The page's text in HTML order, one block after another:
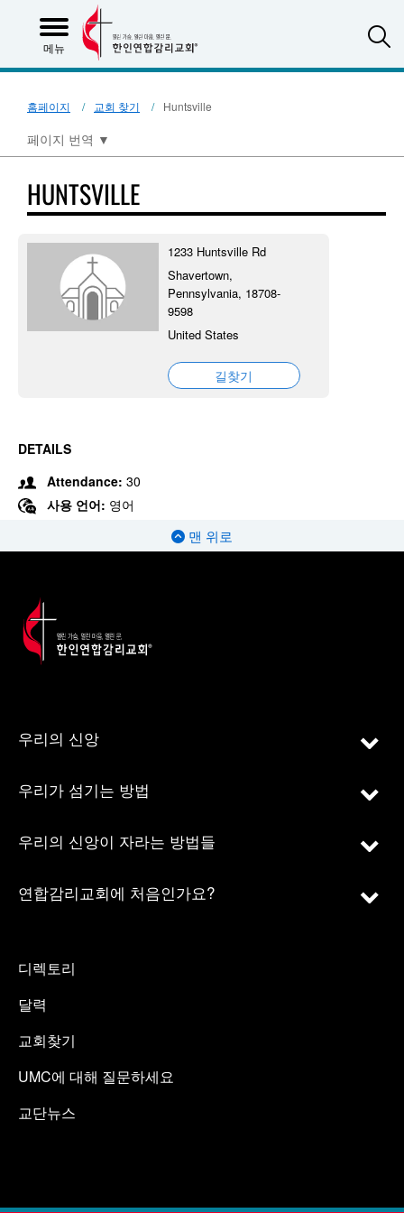
메뉴
홈페이지 교회 찾기 Huntsville
페이지 번역 ▼
HUNTSVILLE
1233 Huntsville Rd
Shavertown,
Pennsylvania, 18708-
9598
United States
길찾기
DETAILS
Attendance: 30
사용 언어: 영어
맨 위로
우리의 신앙
우리가 섬기는 방법
우리의 신앙이 자라는 방법들
연합감리교회에 처음인가요?
디렉토리
달력
교회찾기
UMC에 대해 질문하세요
교단뉴스